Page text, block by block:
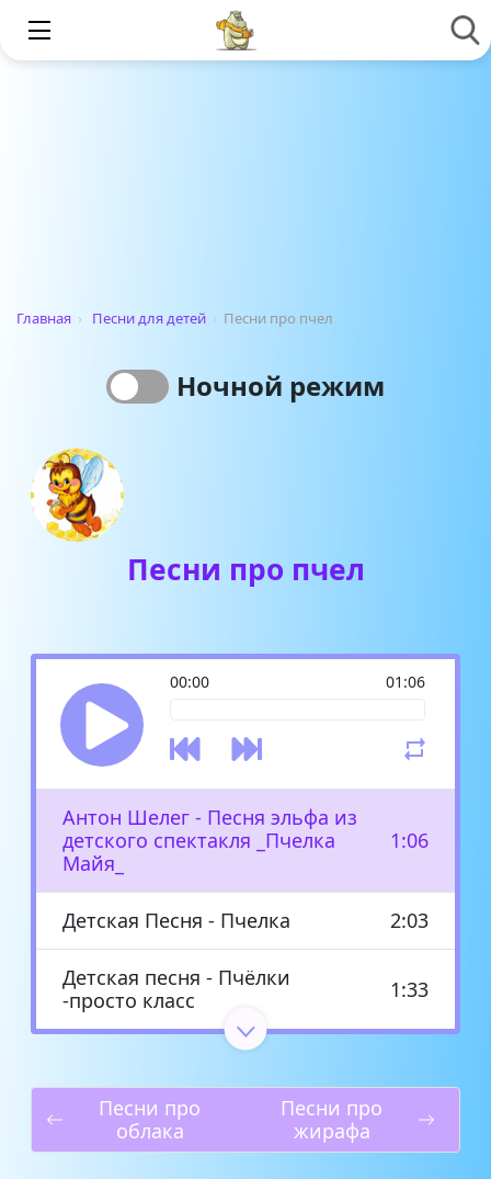
Главная › Песни для детей › Песни про пчел
Ночной режим
Песни про пчел
00:00 01:06
Антон Шелег - Песня эльфа из
детского спектакля _Пчелка
Майя_
1:06
Детская Песня - Пчелка 2:03
Детская песня - Пчёлки
-просто класс
1:33
Детские песни - Веселая
песенка Пчёлки
Детские песни - Пчёлки
Песни про
облака
Песни про
жирафа